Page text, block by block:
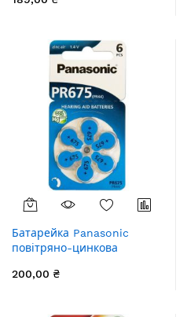
ZA10, PR10, DA10) блістер,
Батарейка Panasonic
повітряно-цинкова
ZA675, DA675), блістер, 6
200,00 ₴